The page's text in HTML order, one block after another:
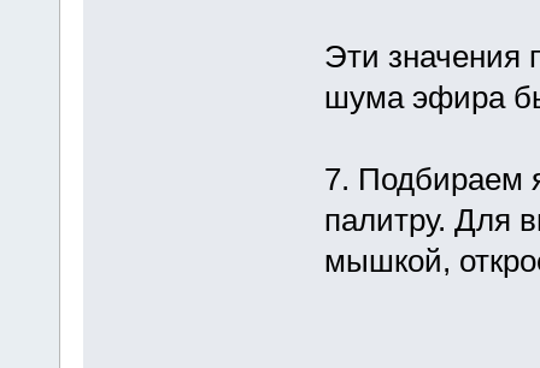
Эти значения
шума эфира
7. Подбираем
палитру. Для
мышкой,